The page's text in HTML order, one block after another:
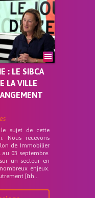
: LE SIBCA
LA VILLE
sujet de cette
Nous recevons
de Immobilier
03 septembre.
un secteur en
enjeux.
[&h...